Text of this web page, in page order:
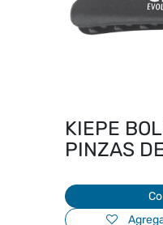
KIEPE
PINZAS